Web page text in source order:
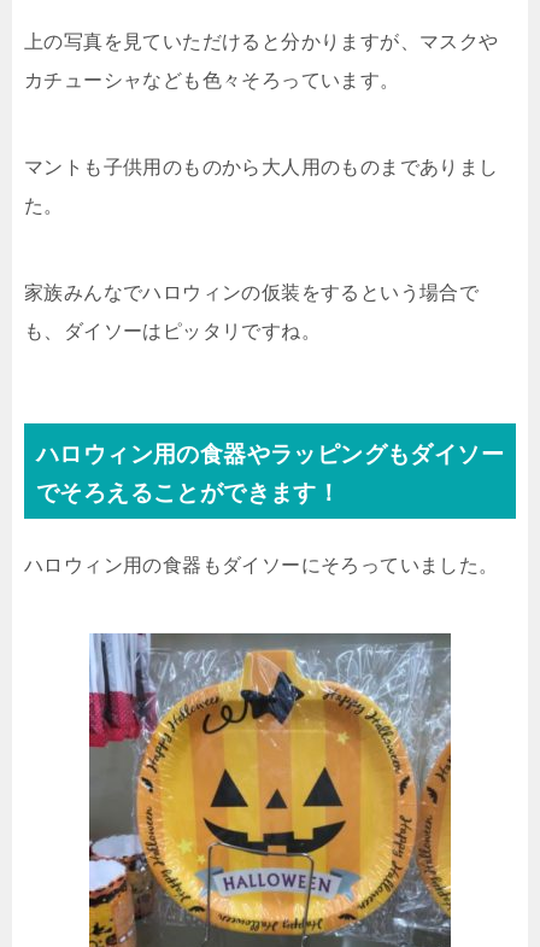
上の写真を見ていただけると分かりますが、マスクや
カチューシャなども色々そろっています。
マントも子供用のものから大人用のものまでありまし
た。
家族みんなでハロウィンの仮装をするという場合で
も、ダイソーはピッタリですね。
ハロウィン用の食器やラッピングもダイソー
でそろえることができます！
ハロウィン用の食器もダイソーにそろっていました。